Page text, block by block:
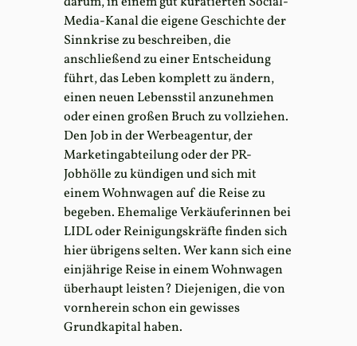
Media-Kanal die eigene Geschichte der
Sinnkrise zu beschreiben, die
anschließend zu einer Entscheidung
führt, das Leben komplett zu ändern,
einen neuen Lebensstil anzunehmen
oder einen großen Bruch zu vollziehen.
Den Job in der Werbeagentur, der
Marketingabteilung oder der PR-
Jobhölle zu kündigen und sich mit
einem Wohnwagen auf die Reise zu
begeben. Ehemalige Verkäuferinnen bei
LIDL oder Reinigungskräfte finden sich
hier übrigens selten. Wer kann sich eine
einjährige Reise in einem Wohnwagen
überhaupt leisten? Diejenigen, die von
vornherein schon ein gewisses
Grundkapital haben.